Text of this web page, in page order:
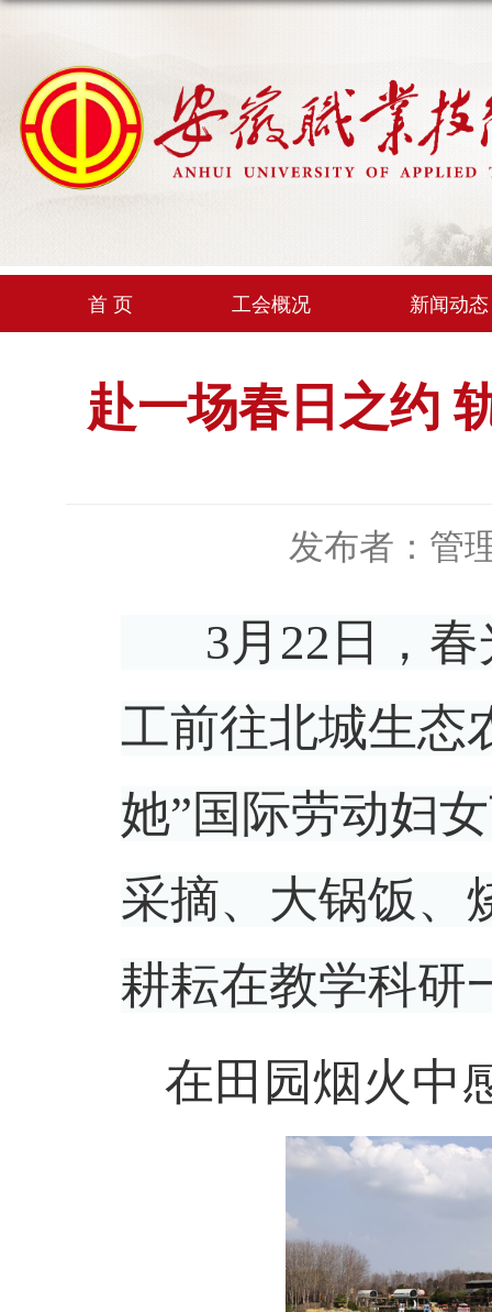
首 页 工会概况 新闻动态
赴一场春日之约
发布者：管
3月22日，春
工前往北城生态
她”国际劳动妇
采摘、大锅饭、
耕耘在教学科研
在田园烟火中